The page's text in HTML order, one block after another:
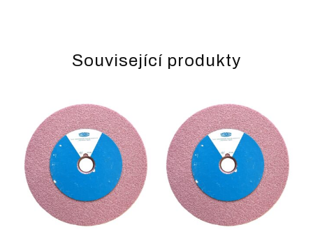
Související produkty